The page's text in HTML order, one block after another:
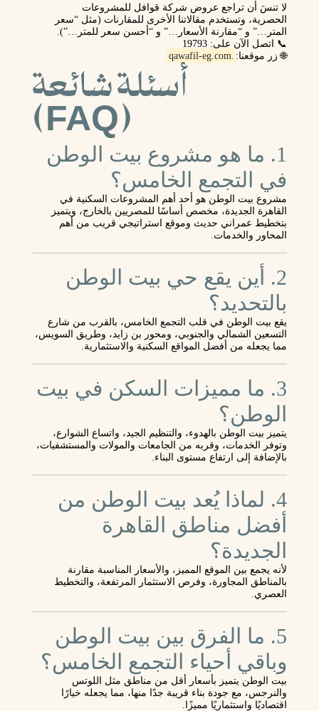
لا تنسَ أن تراجع عروض شركة قوافل للمشروعات
الحصرية، وتستخدم مقالاتنا الأخرى للمقارنات (مثل “سعر
المتر…” و “مقارنة الأسعار…” و “أحسن سعر للمتر…”).
📞 اتصل الآن على: 19793
🌐 زر موقعنا:
أسئلة شائعة
(FAQ)
1. ما هو مشروع بيت الوطن
في التجمع الخامس؟
مشروع بيت الوطن هو أحد أهم المشروعات السكنية في
القاهرة الجديدة، مخصص أساسًا للمصريين بالخارج، ويتميز
بتخطيط عمراني حديث وموقع استراتيجي قريب من أهم
المحاور والخدمات.
2. أين يقع حي بيت الوطن
بالتحديد؟
يقع بيت الوطن في قلب التجمع الخامس، بالقرب من شارع
التسعين الشمالي والجنوبي، ومحور بن زايد، وطريق السويس،
مما يجعله من أفضل المواقع السكنية والاستثمارية.
3. ما مميزات السكن في بيت
الوطن؟
يتميز بيت الوطن بالهدوء، والتنظيم الجيد، واتساع الشوارع،
وتوفر الخدمات، وقربه من الجامعات والمولات والمستشفيات،
بالإضافة إلى ارتفاع مستوى البناء.
4. لماذا يُعد بيت الوطن من
أفضل مناطق القاهرة
الجديدة؟
لأنه يجمع بين الموقع المميز، والأسعار المناسبة مقارنة
بالمناطق المجاورة، وفرص الاستثمار المرتفعة، والتخطيط
العصري.
5. ما الفرق بين بيت الوطن
وباقي أحياء التجمع الخامس؟
بيت الوطن يتميز بأسعار أقل من مناطق مثل اللوتس
والنرجس، مع جودة بناء قريبة جدًا منها، مما يجعله خيارًا
اقتصاديًا واستثماريًا مميزًا.